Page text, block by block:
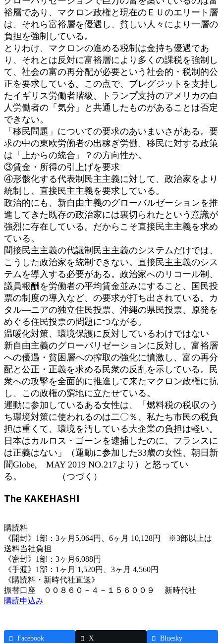
裕層であり、マクロン政権と現在のＥＵのエリート層
は、それら富裕層を優遇し、貧しい人々により一層の
負担を強制している。
とりわけ、マクロンの進める税制は金持ち優遇であ
り、それとは反対に富裕層により多くの課税を強制し
て、社会の富の再分配が必要という社会的・税制的公
正を要求している。この点で、ブレグジットを支持し
たイギリス労働者階級、トランプ支持のアメリカの白
人労働者の「気分」と共通したものがあることは否定
できない。
「移民問題」についての要求のあいまいさがある。要
求の中の東欧労働者の出稼ぎ労働、移民に対する政策
は「上からの統合」？の方向性か。
③賃金・所得の引上げを要求
④形骸化する代表制民主主義に対して、政治家をより
統制し、直接民主主義を要求している。
政治的にも、新自由主義のグローバルゼーションを推
進してきた既存の政治家には裏切られたという意識が
強烈に存在している。だからこそ直接民主主義を求め
ている。
間接民主主義の代議制民主主義のシステムだけでは、
こうした政治家を統制できない。直接民主主義のシス
テムを導入する必要がある。政治家へのリコール制、
議員報酬を労働者の平均賃金並みにすること、国民投
票の制度の導入など、の要求が打ち出されている。カ
タル―ニアの独立住民投票、沖縄の県民投票、原発を
めぐる住民投票の問題につながる。
温暖化対策、環境保護に反対しているわけではない
新自由主義のグローバリゼーションに反対し、富裕層
への優遇・貧困層への搾取の強化に憤激し、富の再分
配と公正・正義を求める民衆の反乱を示している。民
衆への攻撃を全面的に推進して来たマクロン政権に抗
し、この政権の窮地に立たせている。
運動に参加しているある女性は、「燃料税の税収のう
ち環境対策に使われるのは二〇％、私たち市民の税負
担は重くて、環境を汚している大企業の負担は軽い。
日本はカルロス・ゴーンを逮捕したのに、フランスに
は正義はない」（運動に参加した33歳の女性、朝日新
聞Globe, MAY 2019 NO.217より）と怒ってい
る。 （つづく）
The KAKEHASHI
購読料
《開封》1部：3ヶ月5,064円、6ヶ月 10,128円 ※3部以上は
送料当社負担
《密封》1部：3ヶ月6,088円
《手渡》1部：1ヶ月 1,520円、3ヶ月 4,560円
《購読料・新時代社直送》
振替口座 ００８６０－４－１５６００９ 新時代社
購読申込み
Facebook X Bluesky